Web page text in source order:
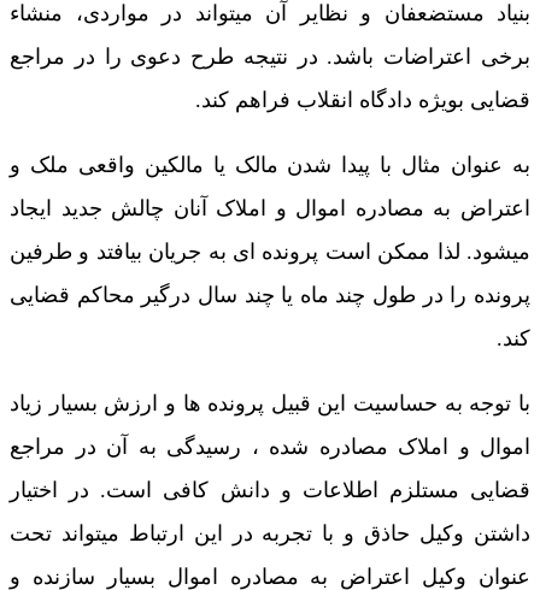
بنیاد مستضعفان و نظایر آن میتواند در مواردی، منشاء
برخی اعتراضات باشد. در نتیجه طرح دعوی را در مراجع
قضایی بویژه دادگاه انقلاب فراهم کند.
به عنوان مثال با پیدا شدن مالک یا مالکین واقعی ملک و
اعتراض به مصادره اموال و املاک آنان چالش جدید ایجاد
میشود. لذا ممکن است پرونده ای به جریان بیافتد و طرفین
پرونده را در طول چند ماه یا چند سال درگیر محاکم قضایی
کند.
با توجه به حساسیت این قبیل پرونده ها و ارزش بسیار زیاد
اموال و املاک مصادره شده ، رسیدگی به آن در مراجع
قضایی مستلزم اطلاعات و دانش کافی است. در اختیار
داشتن وکیل حاذق و با تجربه در این ارتباط میتواند تحت
عنوان وکیل اعتراض به مصادره اموال بسیار سازنده و